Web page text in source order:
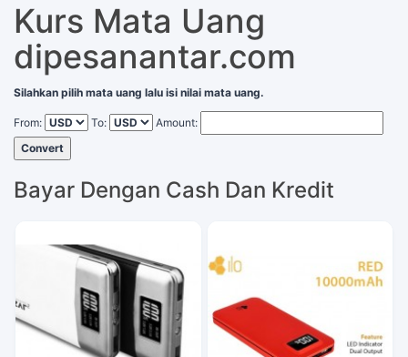
Kurs Mata Uang
dipesanantar.com
Silahkan pilih mata uang lalu isi nilai mata uang.
From: To:
Amount:
Convert
Bayar Dengan Cash Dan Kredit